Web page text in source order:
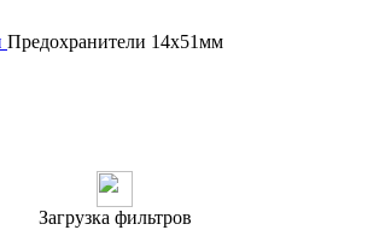
Предохранители 14x51мм
Загрузка фильтров